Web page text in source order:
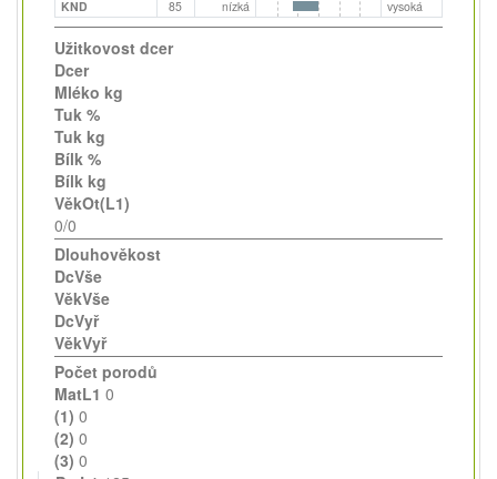
KND
85 nízká vysoká
Užitkovost dcer
Dcer
Mléko kg
Tuk %
Tuk kg
Bílk %
Bílk kg
VěkOt(L1)
0/0
Dlouhověkost
DcVše
VěkVše
DcVyř
VěkVyř
Počet porodů
MatL1 0
(1) 0
(2) 0
(3) 0